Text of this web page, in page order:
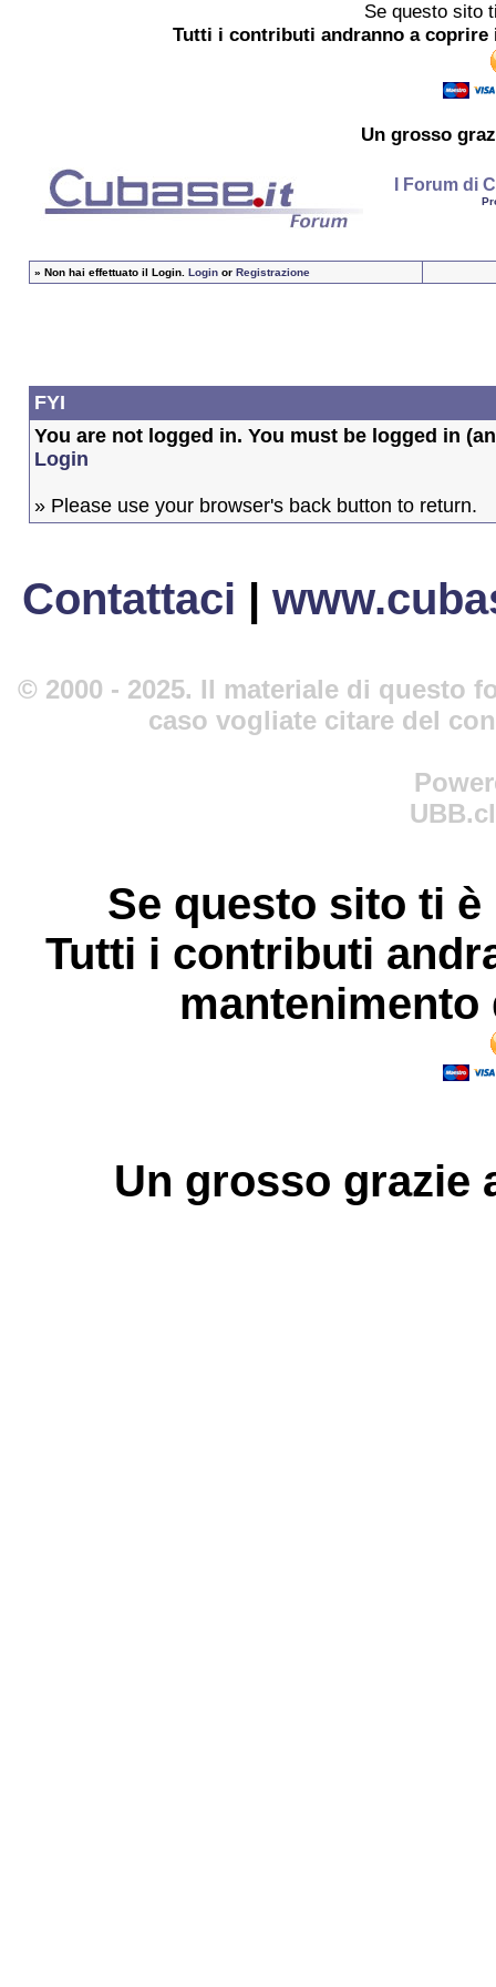
Se questo sito
Tutti i contributi andranno a
Un grosso
I Forum di
» Non hai effettuato il Login. Loginor Registrazione
FYI
You are not logged in. You must be logged in
Login
» Please use your browser's back button to return.
Contattaci |
© 2000 - 2025. Il materiale di questo
caso vogliate citare del
Se questo sito ti
Tutti i contributi
Un grosso grazie